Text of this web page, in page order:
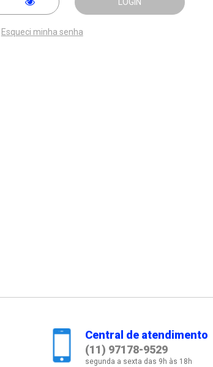
Esqueci minha senha
Central de atendimento
(11) 97178-9529
segunda a sexta das 9h às 18h